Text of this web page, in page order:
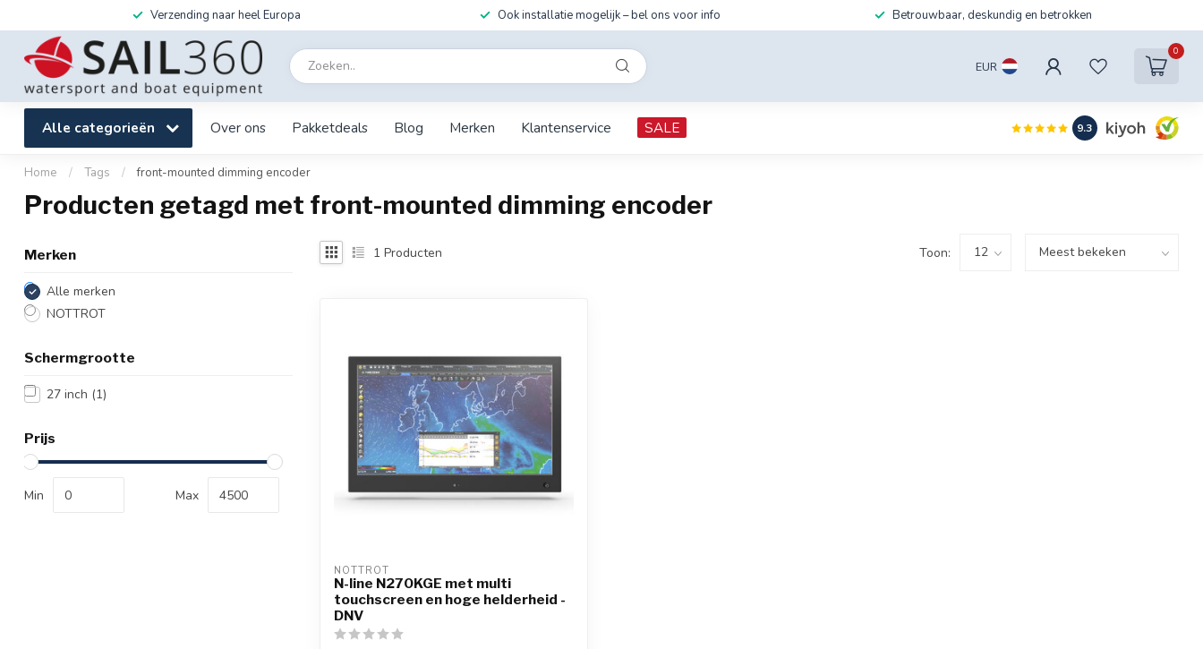
Verzending naar heel Europa Ook installatie mogelijk – bel ons voor info Betrouwbaar, deskundig en betrokken
EUR
0
Alle categorieën Over ons Pakketdeals Blog Merken Klantenservice SALE 9.3
Home / Tags / front-mounted dimming encoder
Producten getagd met front-mounted dimming encoder
Merken
Alle merken
NOTTROT
Schermgrootte
27 inch (1)
Prijs
Min Max
1 Producten Toon:
NOTTROT
N-line N270KGE met multi
touchscreen en hoge helderheid -
DNV